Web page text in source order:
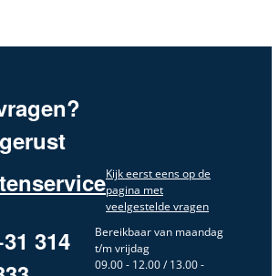
Kijk eerst eens op de
pagina met
veelgestelde vragen
314
Bereikbaar van maandag
t/m vrijdag
09.00 - 12.00 / 13.00 -